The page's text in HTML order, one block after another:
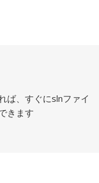
ば、すぐにslnファイ
きます